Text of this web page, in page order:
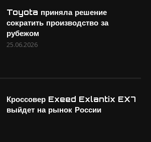
Toyota приняла решение
сократить производство за
рубежом
25.06.2026
Кроссовер Exeed Exlantix EX7
выйдет на рынок России